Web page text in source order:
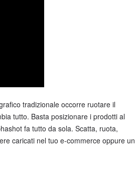
tradizionale occorre ruotare il
tutto. Basta posizionare i prodotti al
fa tutto da sola. Scatta, ruota,
caricati nel tuo e-commerce oppure un